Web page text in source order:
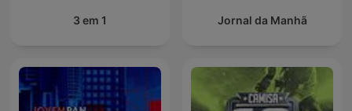
3 em 1 Jornal da Manhã